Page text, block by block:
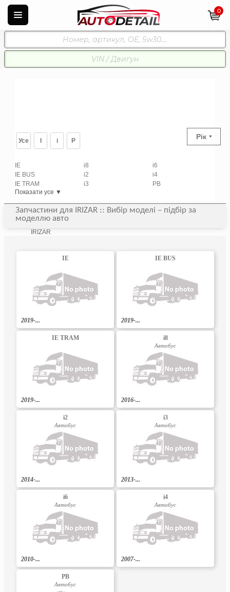
0
Усе i P Рік
IE
IE BUS
IE TRAM
i8
i2
i3
i6
i4
PB
Показати усе ▼
Запчастини для IRIZAR :: Вибір моделі – підбір за
моделлю авто
IRIZAR
IE
2019-...
IE BUS
2019-...
IE TRAM
2019-...
i8
Автобус
2016-...
i2
Автобус
2014-...
i3
Автобус
2013-...
i6
Автобус
2010-...
i4
Автобус
2007-...
PB
Автобус